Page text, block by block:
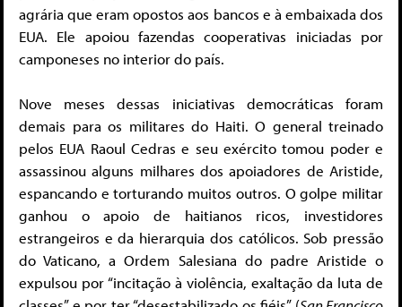
agrária que eram opostos aos bancos e à embaixada dos
EUA. Ele apoiou fazendas cooperativas iniciadas por
camponeses no interior do país.
Nove meses dessas iniciativas democráticas foram
demais para os militares do Haiti. O general treinado
pelos EUA Raoul Cedras e seu exército tomou poder e
assassinou alguns milhares dos apoiadores de Aristide,
espancando e torturando muitos outros. O golpe militar
ganhou o apoio de haitianos ricos, investidores
estrangeiros e da hierarquia dos católicos. Sob pressão
do Vaticano, a Ordem Salesiana do padre Aristide o
expulsou por “incitação à violência, exaltação da luta de